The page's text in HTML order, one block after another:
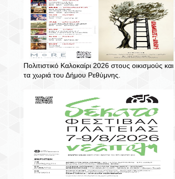
Πολιτιστικό Καλοκαίρι 2026 στους οικισμούς και
τα χωριά του Δήμου Ρεθύμνης.